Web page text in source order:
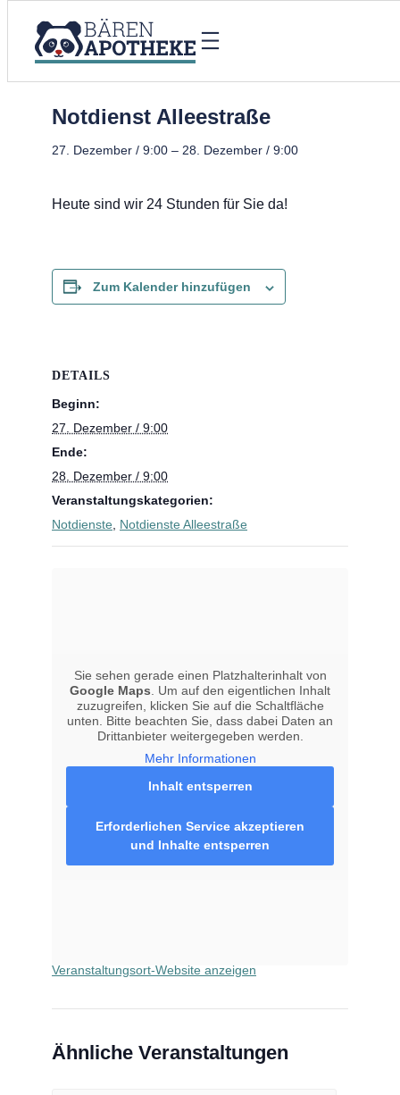
« Alle Veranstaltungen
Notdienst Alleestraße
27. Dezember / 9:00 – 28. Dezember / 9:00
Heute sind wir 24 Stunden für Sie da!
Zum Kalender hinzufügen
DETAILS
Beginn:
27. Dezember / 9:00
Ende:
28. Dezember / 9:00
Veranstaltungskategorien:
Notdienste Notdienste Alleestraße
VERANSTALTUNGSORT
Bären Apotheke Alleestraße
Veranstaltungsort-Website anzeigen
Sie sehen gerade einen Platzhalterinhalt von
Google Maps . Um auf den eigentlichen Inhalt
zuzugreifen, klicken Sie auf die Schaltfläche
unten. Bitte beachten Sie, dass dabei Daten an
Drittanbieter weitergegeben werden.
Mehr Informationen
Inhalt entsperren
Erforderlichen Service akzeptieren
und Inhalte entsperren
Ähnliche Veranstaltungen